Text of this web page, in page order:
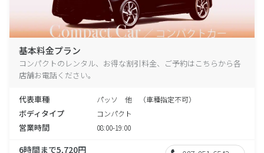
基本料金プラン
コンパクトのレンタル、お得な割引料金、ご予約はこちらから各
店舗お電話ください。
代表車種 パッソ 他 （車種指定不可）
ボディタイプ コンパクト
営業時間 08:00-19:00
6時間まで5,720円